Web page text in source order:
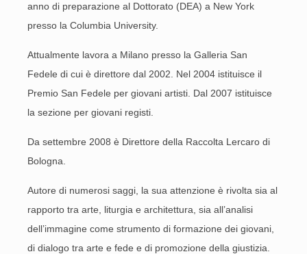
anno di preparazione al Dottorato (DEA) a New York
presso la Columbia University.
Attualmente lavora a Milano presso la Galleria San
Fedele di cui è direttore dal 2002. Nel 2004 istituisce il
Premio San Fedele per giovani artisti. Dal 2007 istituisce
la sezione per giovani registi.
Da settembre 2008 è Direttore della Raccolta Lercaro di
Bologna.
Autore di numerosi saggi, la sua attenzione è rivolta sia al
rapporto tra arte, liturgia e architettura, sia all’analisi
dell’immagine come strumento di formazione dei giovani,
di dialogo tra arte e fede e di promozione della giustizia.